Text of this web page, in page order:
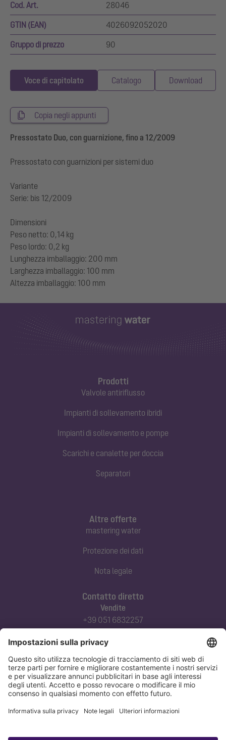
Cod. Art. 28046
GTIN (EAN) 4026092052020
Gruppo di prezzo 90
Voce di capitolato Catalogo Download
Copia negli appunti
Pressostato Duo, con guarnizione, fino a 12/2009
Pressostato con guarnizioni per sistemi duo
Variante
Serie: bis 12/2009
Dimensioni
Peso netto: 0,14 kg
Peso lordo: 0,2 kg
Lunghezza imballaggio: 200 mm
Larghezza imballaggio: 100 mm
Prodotti
Valvole antiriflusso
Impianti di sollevamento ibridi
Impianti di sollevamento e pompe
Scarichi e canalette per doccia
Separatori
Contatto diretto
Vendite
+39 051 6832257
+39 342-8970379
assistenza@kessel-italia.it
Altre offerte
mastering water
Protezione dei dati
Nota legale